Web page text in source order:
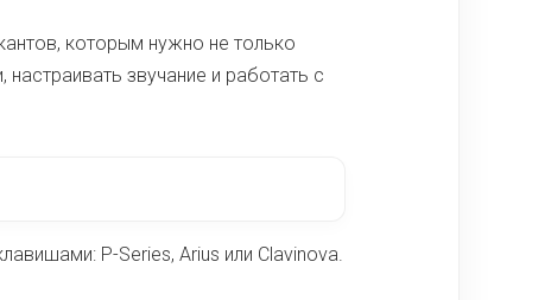
которым нужно не только
звучание и работать с
P-Series, Arius или Clavinova.